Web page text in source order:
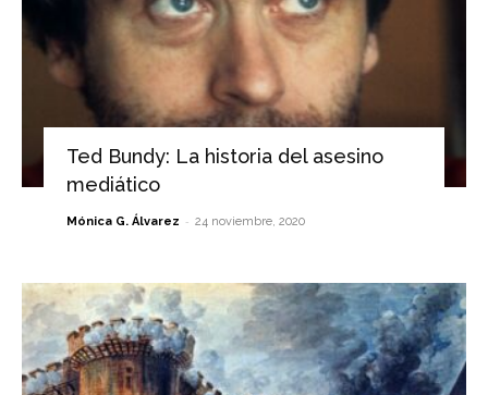
Ted Bundy: La historia del asesino
mediático
Mónica G. Álvarez - 24 noviembre, 2020